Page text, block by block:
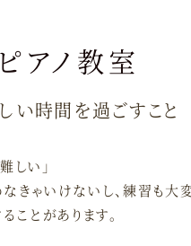
アノ教室
い時間を過ごすこと
しい」
きゃいけないし、練習も大変
ことがあります。